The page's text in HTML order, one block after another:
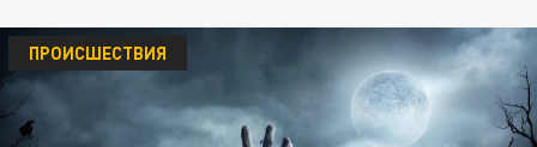
ПРОИСШЕСТВИЯ